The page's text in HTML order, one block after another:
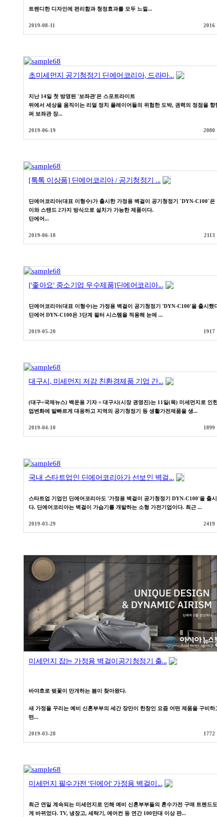
트렌디한 디자인에 편리함과 청정효과를 모두 느낄...
2019-08-11 2016
초미세먼지 공기청정기 딘에어코리아, 드라마...
지난 14일 첫 방영된 '보좌관'은 스포트라이트
뒤에서 세상을 움직이는 리얼 정치 플레이어들의 위험한 도박, 권력의 정점을 향
퍼 보좌관 장...
2019-06-19 2080
[톡톡 이상품] 딘에어코리아 / 공기청정기 ...
딘에어코리아(대표 이형수)가 출시한 가정용 벽걸이 공기청정기 `DYN-C100`은
이와 스탠드 2가지 방식으로 설치가 가능한 제품이다.
딘에어...
2019-06-18 2113
['좋아요' 중소기업 우수제품]딘에어코리아...
딘에어코리아(대표 이형수)는 가정용 벽걸이 공기청정기 'DYN-C100'을 출시했
딘에어 DYN-C100은 3단계 필터 시스템을 적용해 눈에 ...
2019-05-20 1917
대구시, 미세먼지 저감 친환경제품 기업 간...
(대구=국제뉴스) 백운용 기자 = 대구시(시장 권영진)는 11일(목) 미세먼지로 인
업변화에 발빠르게 대응하고 지역의 공기청정기 등 생활가전제품을 생...
2019-04-10 1899
국내 스타트업인 딘에어코리아가 선보인 벽걸...
스타트업 기업인 딘에어코리아도 '가정용 벽걸이 공기청정기 DYN-C100'을 출
다. 딘에어코리아는 벽걸이 가습기를 개발하는 소형 가전기업이다. 최근 ...
2019-03-29 2419
미세먼지 잡는 가정용 벽걸이공기청정기 출...
바야흐로 벚꽃이 만개하는 봄이 찾아왔다.
새 가정을 꾸리는 예비 신혼부부의 세간 장만이 한창인 요즘 어떤 제품을 구비하
떤...
2019-03-28 1772
미세먼지 필수가전 '딘에어' 가정용 벽걸이...
최근 연일 계속되는 미세먼지로 인해 예비 신혼부부들의 혼수가전 구매 트렌드
게 바뀌었다. TV, 냉장고, 세탁기, 에어컨 등 연간 100만대 이상 판...